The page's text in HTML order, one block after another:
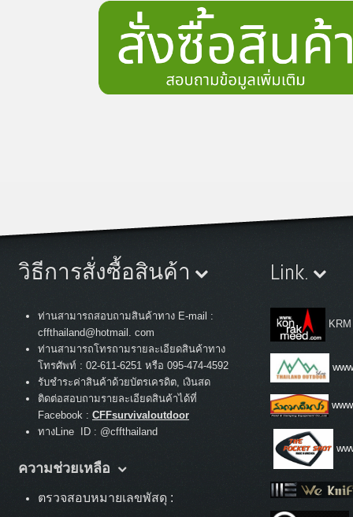
วิธีการสั่งซื้อสินค้า
ท่านสามารถสอบถามสินค้าทาง E-mail :
cffthailand@hotmail. com
ท่านสามารถโทรถามรายละเอียดสินค้าทาง
โทรศัพท์ : 02-611-6251 หรือ 095-474-4592
รับชำระค่าสินค้าด้วยบัตรเครดิต, เงินสด
ติดต่อสอบถามรายละเอียดสินค้าได้ที่
Facebook : CFFsurvivaloutdoor
ทางLine ID : @cffthailand
ความช่วยเหลือ
ตรวจสอบหมายเลขพัสดุ :
Link.
KRM